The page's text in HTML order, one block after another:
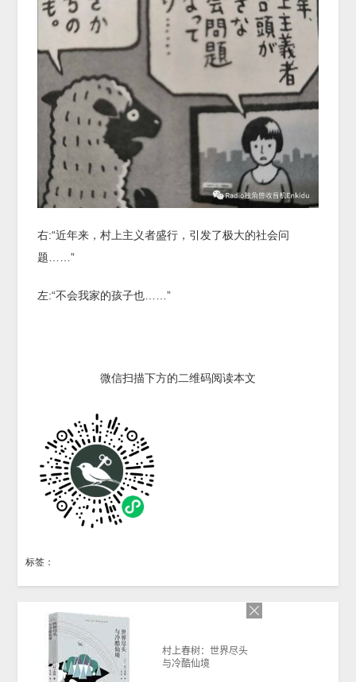
右:“近年来，村上主义者盛行，引发了极大的社会问
题……”
左:“不会我家的孩子也……”
微信扫描下方的二维码阅读本文
标签：